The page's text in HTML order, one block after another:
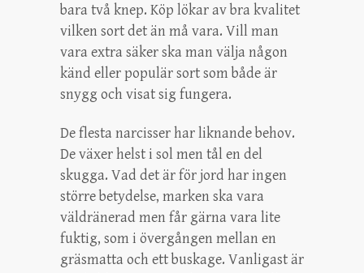
bara två knep. Köp lökar av bra kvalitet
vilken sort det än må vara. Vill man
vara extra säker ska man välja någon
känd eller populär sort som både är
snygg och visat sig fungera.
De flesta narcisser har liknande behov.
De växer helst i sol men tål en del
skugga. Vad det är för jord har ingen
större betydelse, marken ska vara
väldränerad men får gärna vara lite
fuktig, som i övergången mellan en
gräsmatta och ett buskage. Vanligast är